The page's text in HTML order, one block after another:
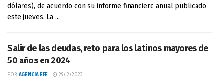
dólares), de acuerdo con su informe financiero anual publicado
este jueves. La ...
Salir de las deudas, reto para los latinos mayores de
50 años en 2024
POR AGENCIA EFE 29/12/2023